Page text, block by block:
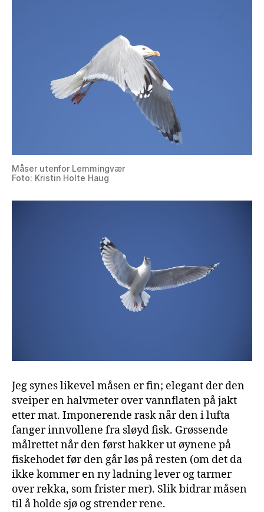
Måser utenfor Lemmingvær
Foto: Kristin Holte Haug
Jeg synes likevel måsen er fin; elegant der den
sveiper en halvmeter over vannflaten på jakt
etter mat. Imponerende rask når den i lufta
fanger innvollene fra sløyd fisk. Grøssende
målrettet når den først hakker ut øynene på
fiskehodet før den går løs på resten (om det da
ikke kommer en ny ladning lever og tarmer
over rekka, som frister mer). Slik bidrar måsen
til å holde sjø og strender rene.